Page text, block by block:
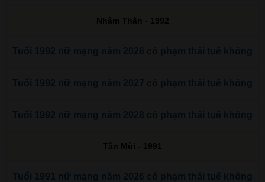
Nhâm Thân - 1992
Tuổi 1992 nữ mạng năm 2026 có phạm thái tuế không
Tuổi 1992 nữ mạng năm 2027 có phạm thái tuế không
Tuổi 1992 nữ mạng năm 2028 có phạm thái tuế không
Tân Mùi - 1991
Tuổi 1991 nữ mạng năm 2026 có phạm thái tuế không